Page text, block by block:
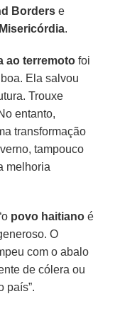
Borders e
.
ao terremoto foi
Ela salvou
Trouxe
entanto,
transformação
tampouco
melhoria
povo haitiano é
O
com o abalo
de cólera ou
país”.